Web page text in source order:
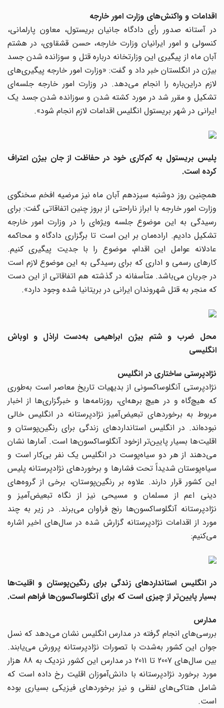
اقدامات و واکنش‌های وزارت امور خارجه
در آستانه صدور رأی دادگاه جانیان بریستول، معاون پارلمانی،
کنسولی و امور ایرانیان وزارت خارجه، حسن قشقاوی، در هشتم
آبان ماه از پیگیری این وزارتخانه درباره قتل و سوزانده شدن جسد
بیژن در انگلستان خبر داد و گفت: «وزارت امور خارجه پیگیری‌های
لازم دراین‌‌باره را انجام می‌دهد. در وزارت امور خارجه جلسه‌ای
تشکیل و مقرر شد در مورد کشته شدن و سوزانده شدن جسد یک
ایرانی در شهر بریستول انگلیس اقدامات لازم انجام شود».
پلیس بریستول به کم‌کاری خود در حفاظت از جان بیژن اعتراف
کرده است.
همچنین روز دوشنبه سیزدهم آبان ماه نیز مرضیه افخم سخنگوی
وزارت امور خارجه با ابراز ناراحتی از بروز چنین اتفاقاتی گفت: برای
رسیدگی به این موضوع جلسه ویژه‌ای را در وزارت امور خارجه
تشکیل دادیم. اراده‌مان بر این است تا برگزاری دادگاه و محاکمه
عادلانه عوامل این اقدام، موضوع را با جدیت پیگیری کنیم.
کارهای رسمی و اداری که برای رسیدگی به این موضوع لازم است
در جریان می‌باشد. متأسفانه در گذشته هم اتفاقاتی از این دست
که منجر به قتل شهروندان ایرانی در بریتانیا شده وجود دارد».
محل ضرب و شتم بیژن ابراهیمی به‌دست اراذل و اوباش
انگلیسی
نژادپرستی ساختاری در انگلیس
نژادپرستی آنگلوساکسونی از بدیهیات تاریخ معاصر است به‌طوری
که هیچ‌گاه و در هیچ برهه‌ای، روزنامه‌ها و خبرگزاری‌ها از اخبار
مربوط به برخوردهای تبعیض‌آمیز نژادپرستانه در انگلیس خالی
نبوده‌اند. در انگلیس استانداردهای زندگی برای رنگین‌پوستان و
اقلیت‌ها بسیار پایین‌تر ازخود آنگلوساکسون‌ها است. آمارها نشان
می‌دهند از هر دو سیاه‌پوست در انگلیس یک نفر بی‌کار است و
سیاه‌پوستان شدیداً تحت فشارها و برخوردهای نژادپرستانه پلیس
این کشور قرار دارند. علاوه بر رنگین‌پوستان، برخی از گروه‌های
دینی اعم از مسلمان و مسیحی نیز از نگاه تبعیض‌آمیز و
نژادپرستانه آنگلوساکسون‌ها رنج فراوان می‌برند. در زیر به چند
مورد از اقدامات نژادپرستانه گزارش شده در سال‌های اخیر اشاره
می‌کنیم:
در انگلیس استانداردهای زندگی برای رنگین‌پوستان و اقلیت‌ها
بسیار پایین‌تر از چیزی است که برای آنگلوساکسون‌ها فراهم است.
مدارس
بررسی‌های انجام گرفته در مدارس انگلیس نشان می‌دهد که نسل
جوان این کشور به‌شدت با تصورات نژادپرستانه پرورش می‌یابند.
بین سال‌های 2007 تا 2011 در مدارس این کشور نزدیک به 88 هزار
مورد برخورد نژادپرستانه با دانش‌آموزان اقلیت رخ داده است که
شامل هتاکی‌های لفظی و نیز برخوردهای فیزیکی بسیاری بوده
است.